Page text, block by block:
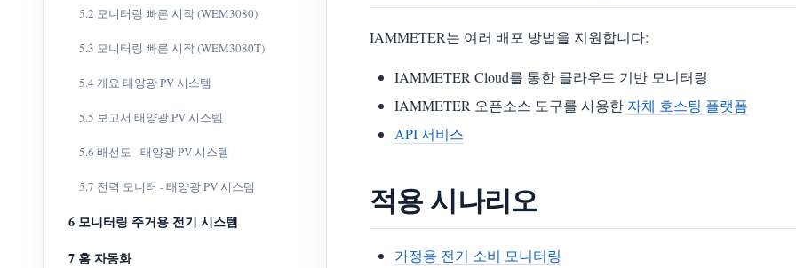
5.2 모니터링 빠른 시작 (WEM3080)
5.3 모니터링 빠른 시작 (WEM3080T)
5.4 개요 태양광 PV 시스템
5.5 보고서 태양광 PV 시스템
5.6 배선도 - 태양광 PV 시스템
5.7 전력 모니터 - 태양광 PV 시스템
6 모니터링 주거용 전기 시스템
7 홈 자동화
IAMMETER는 여러 배포 방법을 지원합니다:
IAMMETER Cloud를 통한 클라우드 기반 모니터링
IAMMETER 오픈소스 도구를 사용한 자체 호스팅 플랫폼
API 서비스
적용 시나리오
가정용 전기 소비 모니터링